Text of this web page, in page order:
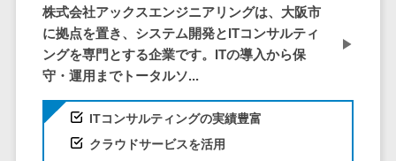
マニュアル作成ツール>
物品管理システム> RPAツール>
帳票作成サービス>
物流・流通向け
車両管理システム>
トレージ（ファ
イル共有）
ファイル転送
サービス
文書管理シス
テム
Web電話帳
株式会社アックスエンジニアリングは、大阪市
に拠点を置き、システム開発とITコンサルティ
ングを専門とする企業です。ITの導入から保
守・運用までトータルソ...
ITコンサルティングの実績豊富
クラウドサービスを活用